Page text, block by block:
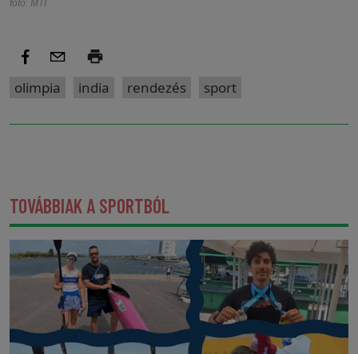
fotó: MTI
olimpia india rendezés sport
TOVÁBBIAK A SPORTBÓL